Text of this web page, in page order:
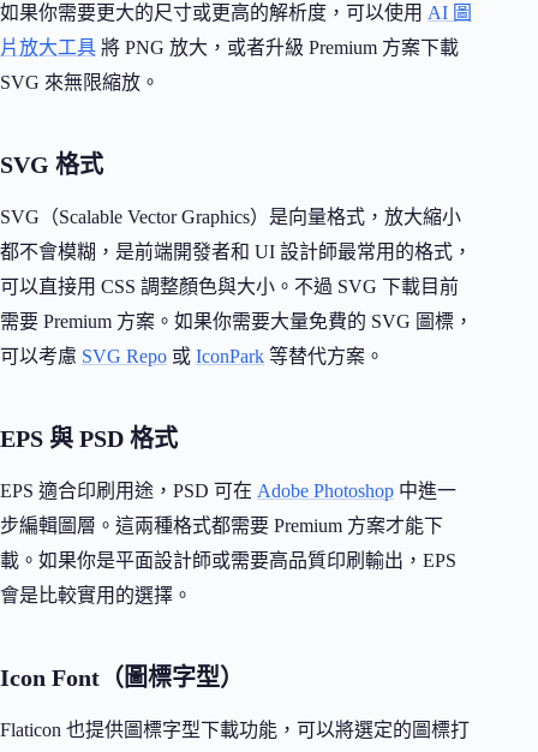
如果你需要更大的尺寸或更高的解析度，可以使用 AI 圖
片放大工具 將 PNG 放大，或者升級 Premium 方案下載
SVG 來無限縮放。
SVG 格式
SVG（Scalable Vector Graphics）是向量格式，放大縮小
都不會模糊，是前端開發者和 UI 設計師最常用的格式，
可以直接用 CSS 調整顏色與大小。不過 SVG 下載目前
需要 Premium 方案。如果你需要大量免費的 SVG 圖標，
可以考慮 SVG Repo 或 IconPark 等替代方案。
EPS 與 PSD 格式
EPS 適合印刷用途，PSD 可在 Adobe Photoshop 中進一
步編輯圖層。這兩種格式都需要 Premium 方案才能下
載。如果你是平面設計師或需要高品質印刷輸出，EPS
會是比較實用的選擇。
Icon Font（圖標字型）
Flaticon 也提供圖標字型下載功能，可以將選定的圖標打